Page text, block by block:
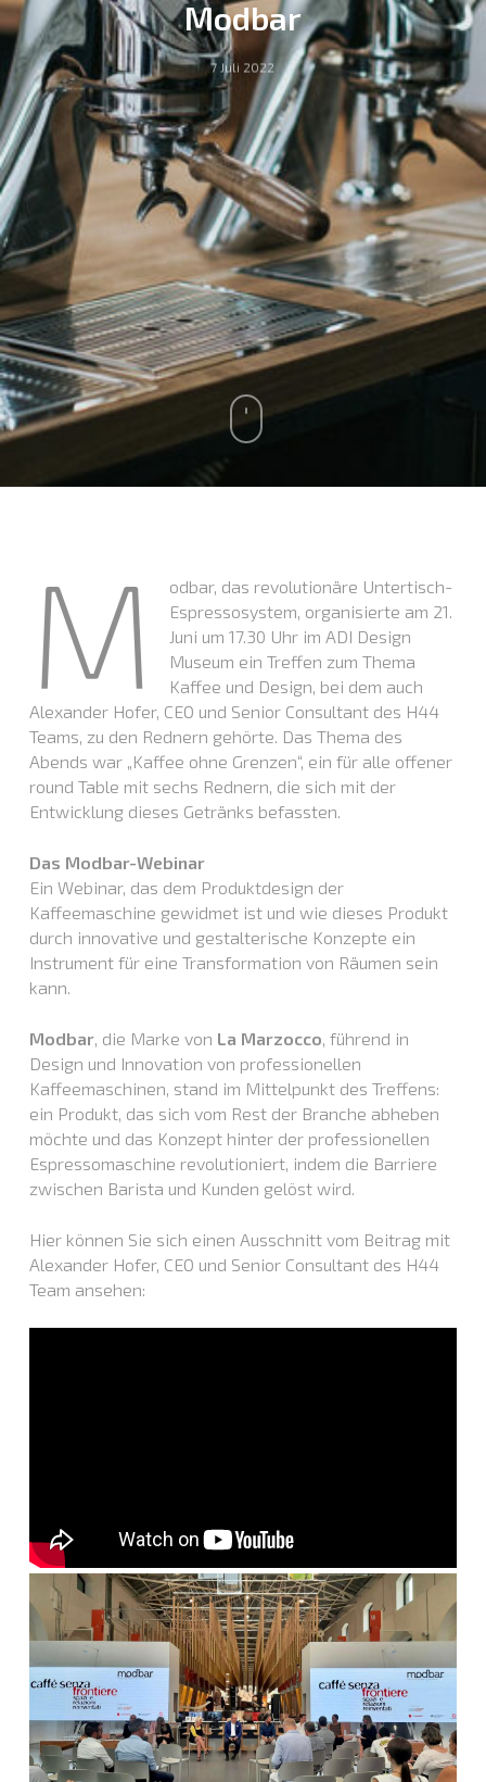
Modbar
7 Juli 2022
M
odbar, das revolutionäre Untertisch-
Espressosystem, organisierte am 21.
Juni um 17.30 Uhr im ADI Design
Museum ein Treffen zum Thema
Kaffee und Design, bei dem auch
Alexander Hofer, CEO und Senior Consultant des H44
Teams, zu den Rednern gehörte. Das Thema des
Abends war „Kaffee ohne Grenzen“, ein für alle offener
round Table mit sechs Rednern, die sich mit der
Entwicklung dieses Getränks befassten.
Das Modbar-Webinar
Ein Webinar, das dem Produktdesign der
Kaffeemaschine gewidmet ist und wie dieses Produkt
durch innovative und gestalterische Konzepte ein
Instrument für eine Transformation von Räumen sein
kann.
Modbar, die Marke von La Marzocco, führend in
Design und Innovation von professionellen
Kaffeemaschinen, stand im Mittelpunkt des Treffens:
ein Produkt, das sich vom Rest der Branche abheben
möchte und das Konzept hinter der professionellen
Espressomaschine revolutioniert, indem die Barriere
zwischen Barista und Kunden gelöst wird.
Hier können Sie sich einen Ausschnitt vom Beitrag mit
Alexander Hofer, CEO und Senior Consultant des H44
Team ansehen: